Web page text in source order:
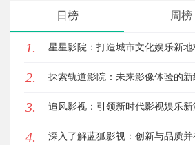
日榜 周榜
1. 星星影院：打造城市文化娱乐新地
璨明珠
2. 探索轨道影院：未来影像体验的新
3. 追风影视：引领新时代影视娱乐新
创新平台
4. 深入了解蓝狐影视：创新与品质